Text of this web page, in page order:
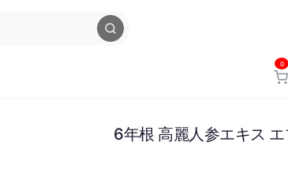
장
0
6年根 高麗人参エキス